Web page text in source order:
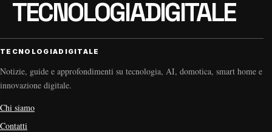
TECNOLOGIADIGITALE
Notizie, guide e approfondimenti su tecnologia, AI, domotica, smart home e
innovazione digitale.
Chi siamo
Contatti